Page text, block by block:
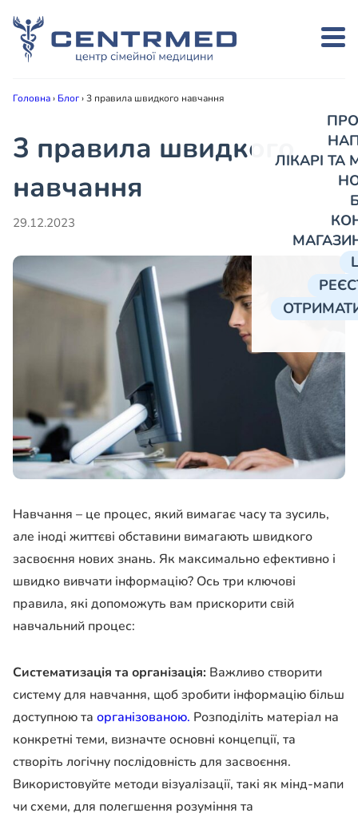
ЛІКАРІ
Головна› Блог›3 правила швидкого навчання
3 правила швидкого
навчання
29.12.2023
Навчання – це процес, який вимагає часу та зусиль,
але іноді життєві обставини вимагають швидкого
засвоєння нових знань. Як максимально ефективно і
швидко вивчати інформацію? Ось три ключові
правила, які допоможуть вам прискорити свій
навчальний процес:
Систематизація та організація: Важливо створити
систему для навчання, щоб зробити інформацію більш
доступною та організованою. Розподіліть матеріал на
конкретні теми, визначте основні концепції, та
створіть логічну послідовність для засвоєння.
Використовуйте методи візуалізації, такі як мінд-мапи
чи схеми, для полегшення розуміння та